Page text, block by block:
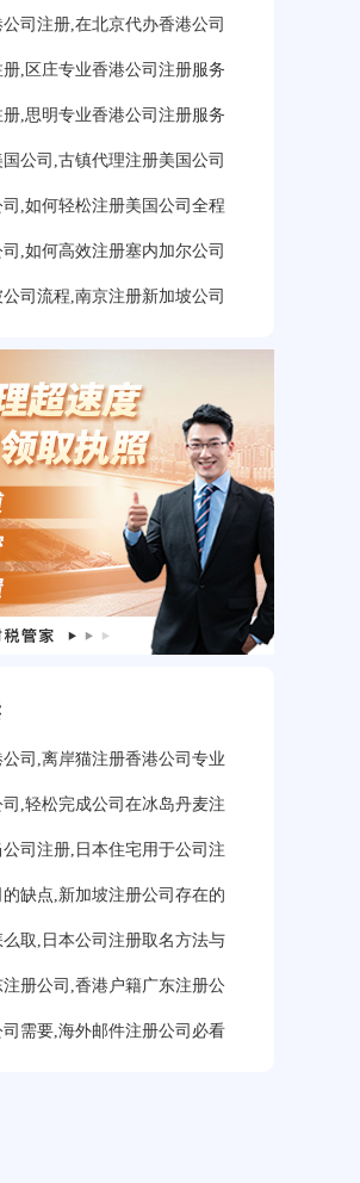
司注册,在北京代办香港公司
册,区庄专业香港公司注册服务
,思明专业香港公司注册服务
公司,古镇代理注册美国公司
,如何轻松注册美国公司全程
,如何高效注册塞内加尔公司
司流程,南京注册新加坡公司
司,离岸猫注册香港公司专业
,轻松完成公司在冰岛丹麦注
公司注册,日本住宅用于公司注
缺点,新加坡注册公司存在的
么取,日本公司注册取名方法与
册公司,香港户籍广东注册公
需要,海外邮件注册公司必看